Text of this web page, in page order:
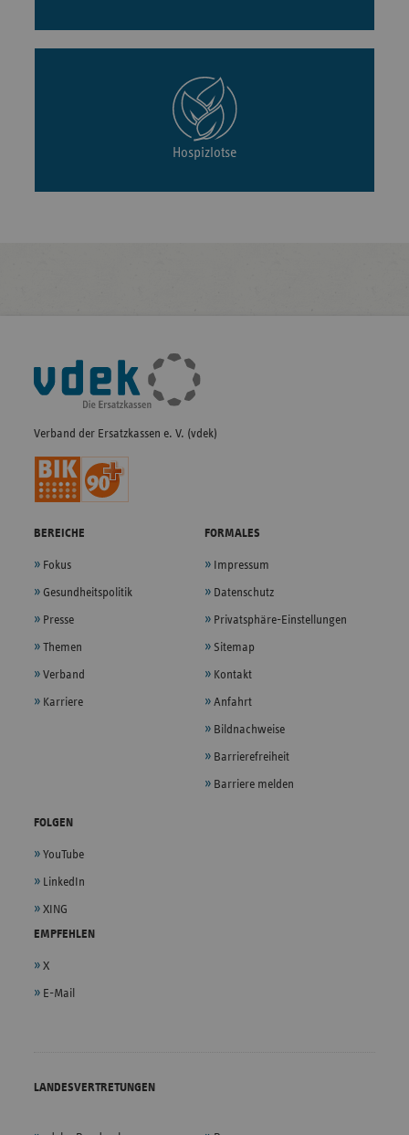
Hospizlotse
Fußleisten-
Navigation
Verband der Ersatzkassen e. V. (vdek)
BEREICHE
Fokus
Gesundheitspolitik
Presse
Themen
Verband
Karriere
FORMALES
Impressum
Datenschutz
Privatsphäre-Einstellungen
Sitemap
Kontakt
Anfahrt
Bildnachweise
Barrierefreiheit
Barriere melden
FOLGEN
YouTube
LinkedIn
XING
EMPFEHLEN
X
E-Mail
LANDESVERTRETUNGEN